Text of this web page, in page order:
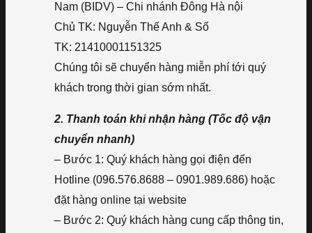
Nam (BIDV) – Chi nhánh Đông Hà nội
Chủ TK: Nguyễn Thế Anh & Số
TK: 21410001151325
Chúng tôi sẽ chuyển hàng miễn phí tới quý
khách trong thời gian sớm nhất.
2. Thanh toán khi nhận hàng (Tốc độ vận
chuyển nhanh)
– Bước 1: Quý khách hàng gọi điện đến
Hotline (096.576.8688 – 0901.989.686) hoặc
đặt hàng online tại website
– Bước 2: Quý khách hàng cung cấp thông tin,